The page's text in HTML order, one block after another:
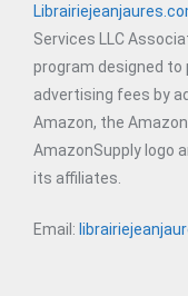
Services LLC
program designed to
advertising fees by
Amazon, the
AmazonSupply logo
its affiliates.
Email: